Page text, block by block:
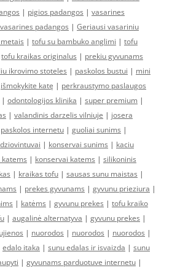
| pigios padangos | vasarines
padangos | Geriausi vasariniu
| tofu su bambuko anglimi | tofu
tofu kraikas originalus | prekiu gyvunams
ikrovimo stoteles | paskolos bustui | mini
išmokykite katę | perkraustymo paslaugos
| odontologijos klinika | super premium |
| valandinis darzelis vilniuje | josera
paskolos internetu | guoliai sunims |
| konservai sunims | kaciu
| konservai katems | silikoninis
| kraikas tofu | sausas sunu maistas |
| prekes gyvunams | gyvunu prieziura |
| katėms | gyvunu prekes | tofu kraiko
| augalinė alternatyva | gyvunu prekes |
| nuorodos | nuorodos | nuorodos |
edalo itaka | sunu edalas ir isvaizda | sunu
| gyvunams parduotuve internetu |